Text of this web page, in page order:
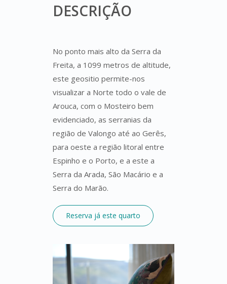
DESCRIÇÃO
No ponto mais alto da Serra da
Freita, a 1099 metros de altitude,
este geositio permite-nos
visualizar a Norte todo o vale de
Arouca, com o Mosteiro bem
evidenciado, as serranias da
região de Valongo até ao Gerês,
para oeste a região litoral entre
Espinho e o Porto, e a este a
Serra da Arada, São Macário e a
Serra do Marão.
Reserva já este quarto